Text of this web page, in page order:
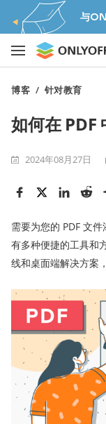
与
博客 / 针对教育
如何在 PDF
2024年08月27日
需要为您的 PDF 文
有多种便捷的工具和
线和桌面端解决方案